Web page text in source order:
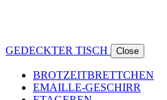
GEDECKTER TISCH Close
BROTZEITBRETTCHEN
EMAILLE-GESCHIRR